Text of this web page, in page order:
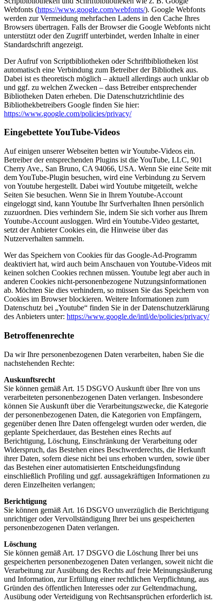
Webfonts (https://www.google.com/webfonts/). Google Webfonts
werden zur Vermeidung mehrfachen Ladens in den Cache Ihres
Browsers übertragen. Falls der Browser die Google Webfonts nicht
unterstützt oder den Zugriff unterbindet, werden Inhalte in einer
Standardschrift angezeigt.
Der Aufruf von Scriptbibliotheken oder Schriftbibliotheken löst
automatisch eine Verbindung zum Betreiber der Bibliothek aus.
Dabei ist es theoretisch möglich – aktuell allerdings auch unklar ob
und ggf. zu welchen Zwecken – dass Betreiber entsprechender
Bibliotheken Daten erheben. Die Datenschutzrichtlinie des
Bibliothekbetreibers Google finden Sie hier:
https://www.google.com/policies/privacy/
Eingebettete YouTube-Videos
Auf einigen unserer Webseiten betten wir Youtube-Videos ein.
Betreiber der entsprechenden Plugins ist die YouTube, LLC, 901
Cherry Ave., San Bruno, CA 94066, USA. Wenn Sie eine Seite mit
dem YouTube-Plugin besuchen, wird eine Verbindung zu Servern
von Youtube hergestellt. Dabei wird Youtube mitgeteilt, welche
Seiten Sie besuchen. Wenn Sie in Ihrem Youtube-Account
eingeloggt sind, kann Youtube Ihr Surfverhalten Ihnen persönlich
zuzuordnen. Dies verhindern Sie, indem Sie sich vorher aus Ihrem
Youtube-Account ausloggen. Wird ein Youtube-Video gestartet,
setzt der Anbieter Cookies ein, die Hinweise über das
Nutzerverhalten sammeln.
Wer das Speichern von Cookies für das Google-Ad-Programm
deaktiviert hat, wird auch beim Anschauen von Youtube-Videos mit
keinen solchen Cookies rechnen müssen. Youtube legt aber auch in
anderen Cookies nicht-personenbezogene Nutzungsinformationen
ab. Möchten Sie dies verhindern, so müssen Sie das Speichern von
Cookies im Browser blockieren. Weitere Informationen zum
Datenschutz bei „Youtube“ finden Sie in der Datenschutzerklärung
des Anbieters unter: https://www.google.de/intl/de/policies/privacy/
Betroffenenrechte
Da wir Ihre personenbezogenen Daten verarbeiten, haben Sie die
nachstehenden Rechte:
Auskunftsrecht
Sie können gemäß Art. 15 DSGVO Auskunft über Ihre von uns
verarbeiteten personenbezogenen Daten verlangen. Insbesondere
können Sie Auskunft über die Verarbeitungszwecke, die Kategorie
der personenbezogenen Daten, die Kategorien von Empfängern,
gegenüber denen Ihre Daten offengelegt wurden oder werden, die
geplante Speicherdauer, das Bestehen eines Rechts auf
Berichtigung, Löschung, Einschränkung der Verarbeitung oder
Widerspruch, das Bestehen eines Beschwerderechts, die Herkunft
ihrer Daten, sofern diese nicht bei uns erhoben wurden, sowie über
das Bestehen einer automatisierten Entscheidungsfindung
einschließlich Profiling und ggf. aussagekräftigen Informationen zu
deren Einzelheiten verlangen;
Berichtigung
Sie können gemäß Art. 16 DSGVO unverzüglich die Berichtigung
unrichtiger oder Vervollständigung Ihrer bei uns gespeicherten
personenbezogenen Daten verlangen.
Löschung
Sie können gemäß Art. 17 DSGVO die Löschung Ihrer bei uns
gespeicherten personenbezogenen Daten verlangen, soweit nicht die
Verarbeitung zur Ausübung des Rechts auf freie Meinungsäußerung
und Information, zur Erfüllung einer rechtlichen Verpflichtung, aus
Gründen des öffentlichen Interesses oder zur Geltendmachung,
Ausübung oder Verteidigung von Rechtsansprüchen erforderlich ist.